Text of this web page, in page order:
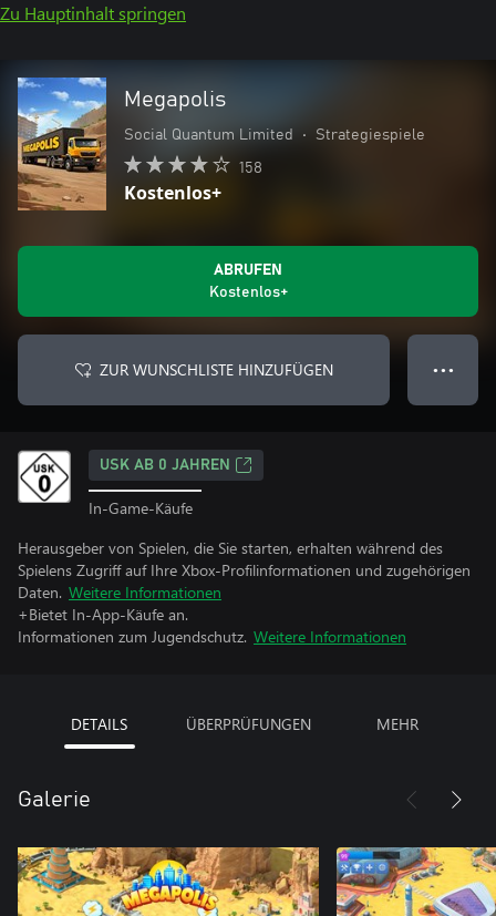
Zu Hauptinhalt springen
Megapolis
Social Quantum Limited • Strategiespiele
158
Kostenlos+
ABRUFEN
Kostenlos+
ZUR WUNSCHLISTE HINZUFÜGEN ● ● ●
USK AB 0 JAHREN
In-Game-Käufe
Herausgeber von Spielen, die Sie starten, erhalten während des
Spielens Zugriff auf Ihre Xbox-Profilinformationen und zugehörigen
Daten. Weitere Informationen
+Bietet In-App-Käufe an.
Informationen zum Jugendschutz. Weitere Informationen
DETAILS ÜBERPRÜFUNGEN MEHR
Galerie